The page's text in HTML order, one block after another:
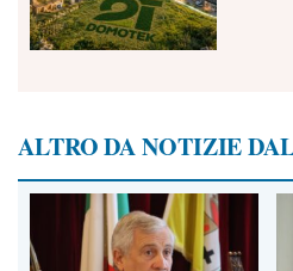
ALTRO DA NOTIZIE